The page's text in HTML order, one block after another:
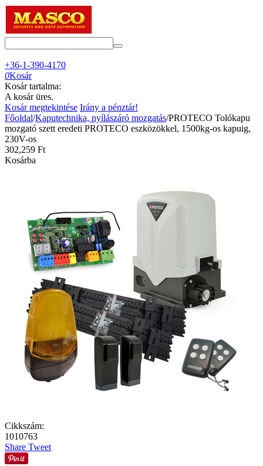
+36-1-390-4170
0Kosár
Kosár tartalma:
A kosár üres.
Kosár megtekintése Irány a pénztár!
Főoldal/Kaputechnika, nyílászáró mozgatás/PROTECO Tolókapu
mozgató szett eredeti PROTECO eszközökkel, 1500kg-os kapuig,
230V-os
302,259 Ft
Kosárba
Cikkszám:
1010763
Share Tweet